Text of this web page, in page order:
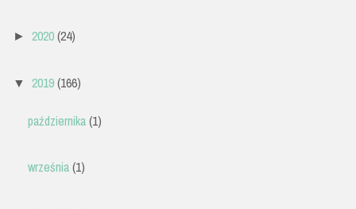
► 2020(24)
▼ 2019(166)
października(1)
września(1)